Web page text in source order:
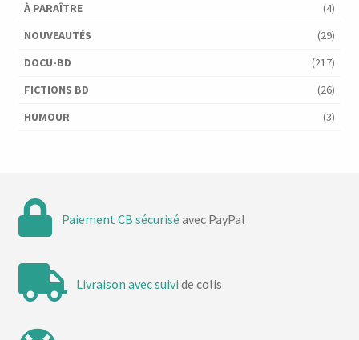
À PARAÎTRE
(4)
NOUVEAUTÉS
(29)
DOCU-BD
(217)
FICTIONS BD
(26)
HUMOUR
(3)
Paiement CB sécurisé avec PayPal
Livraison avec suivi de colis